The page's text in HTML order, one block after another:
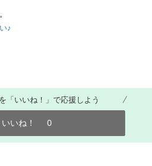
♪
「いいね！」で応援しよう
いいね！ 0